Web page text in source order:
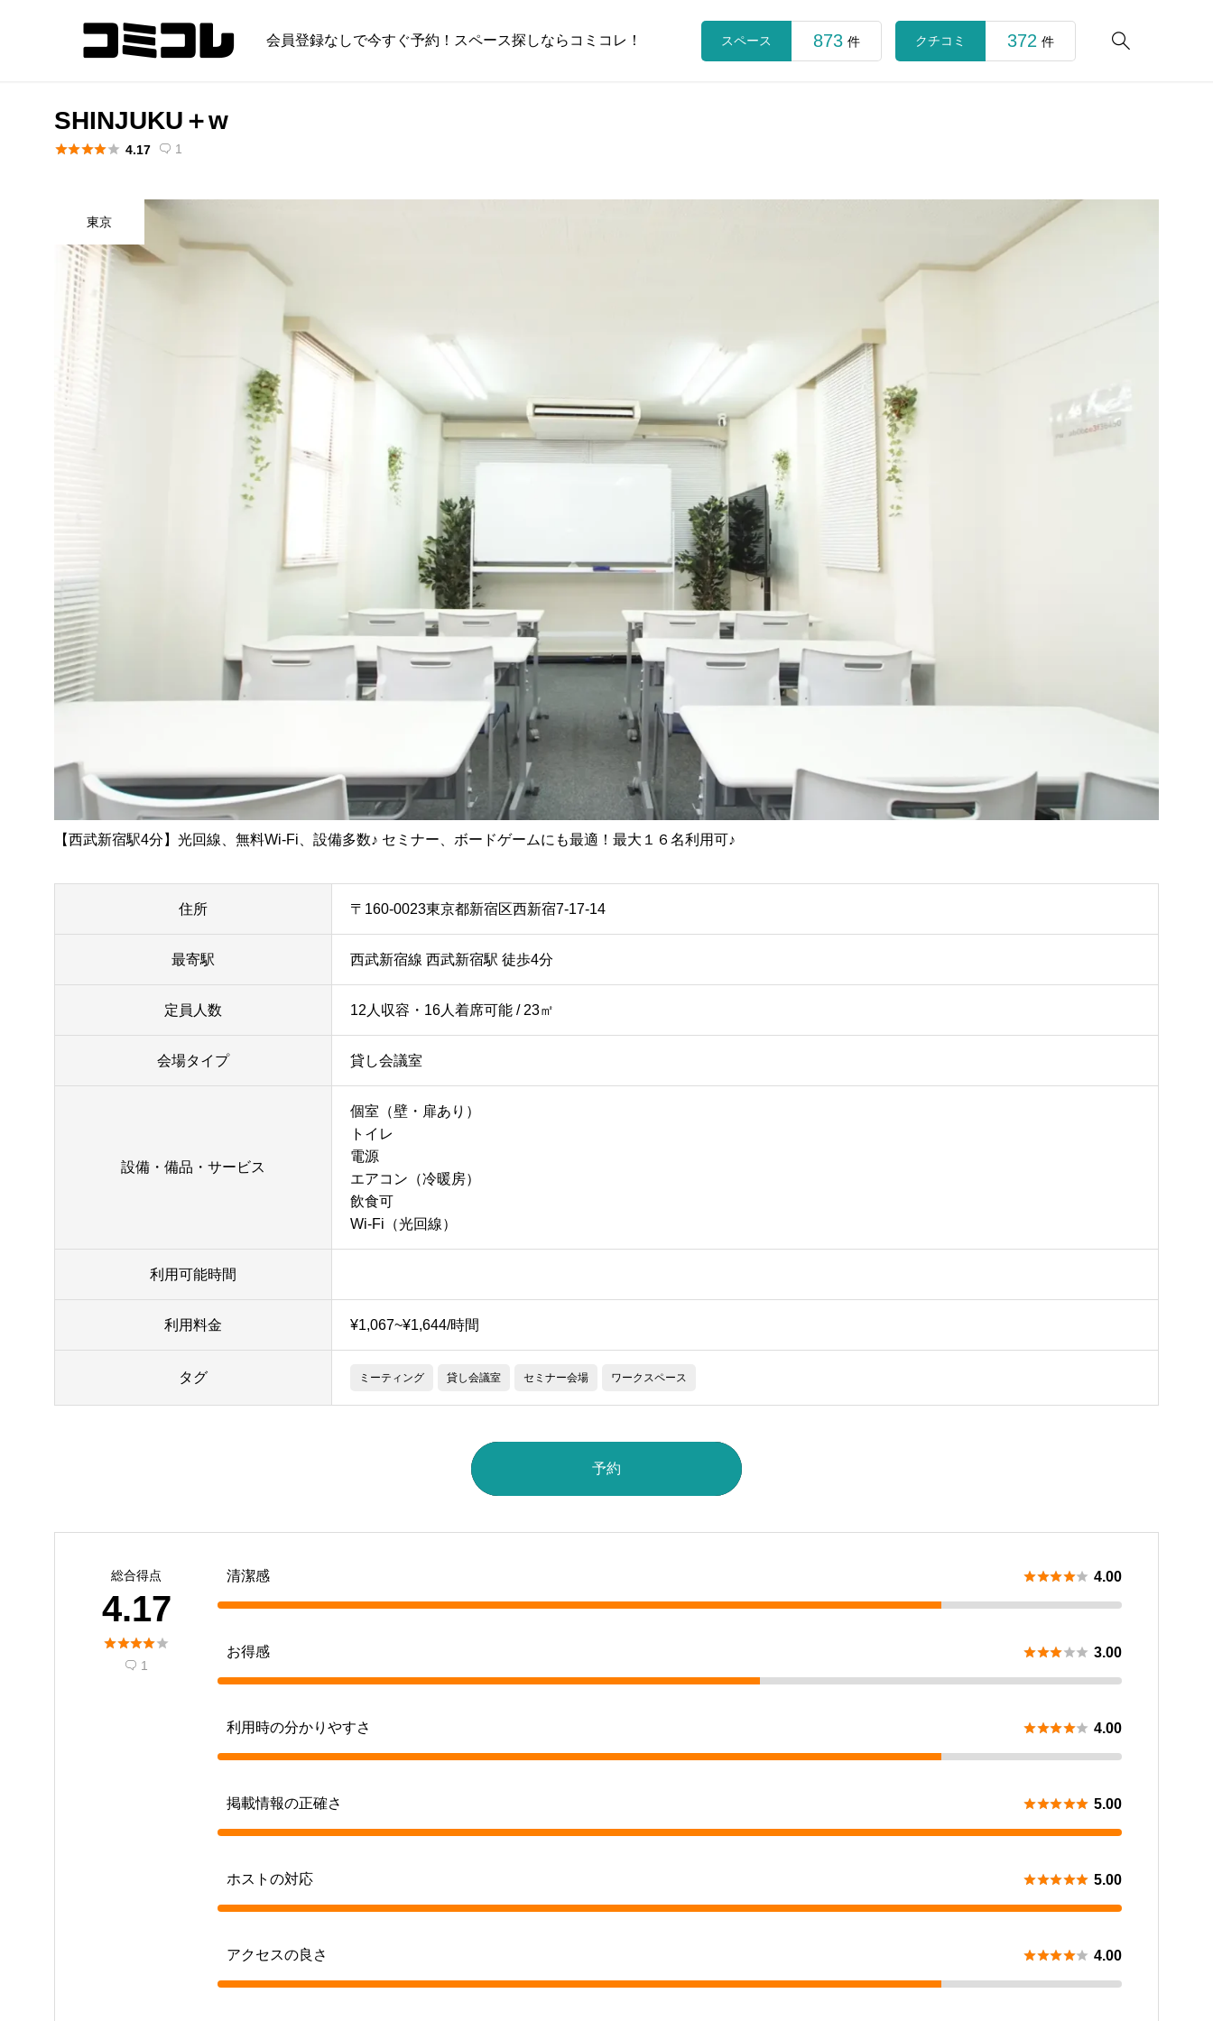
会員登録なしで今すぐ予約！スペース探しならコミコレ！ 
スペース 873 件 クチコミ 372 件
SHINJUKU＋w
 4.17  1
東京
【西武新宿駅4分】光回線、無料Wi-Fi、設備多数♪ セミナー、ボードゲームにも最適！最大１６名利用可♪
住所 〒160-0023東京都新宿区西新宿7-17-14
最寄駅 西武新宿線 西武新宿駅 徒歩4分
定員人数 12人収容・16人着席可能 / 23㎡
会場タイプ 貸し会議室
設備・備品・サービス
個室（壁・扉あり）
トイレ
電源
エアコン（冷暖房）
飲食可
Wi-Fi（光回線）
利用可能時間
利用料金 ¥1,067~¥1,644/時間
タグ ミーティング 貸し会議室 セミナー会場 ワークスペース
予約
総合得点
4.17

 1
清潔感  4.00
お得感  3.00
利用時の分かりやすさ  4.00
掲載情報の正確さ  5.00
ホストの対応  5.00
アクセスの良さ  4.00